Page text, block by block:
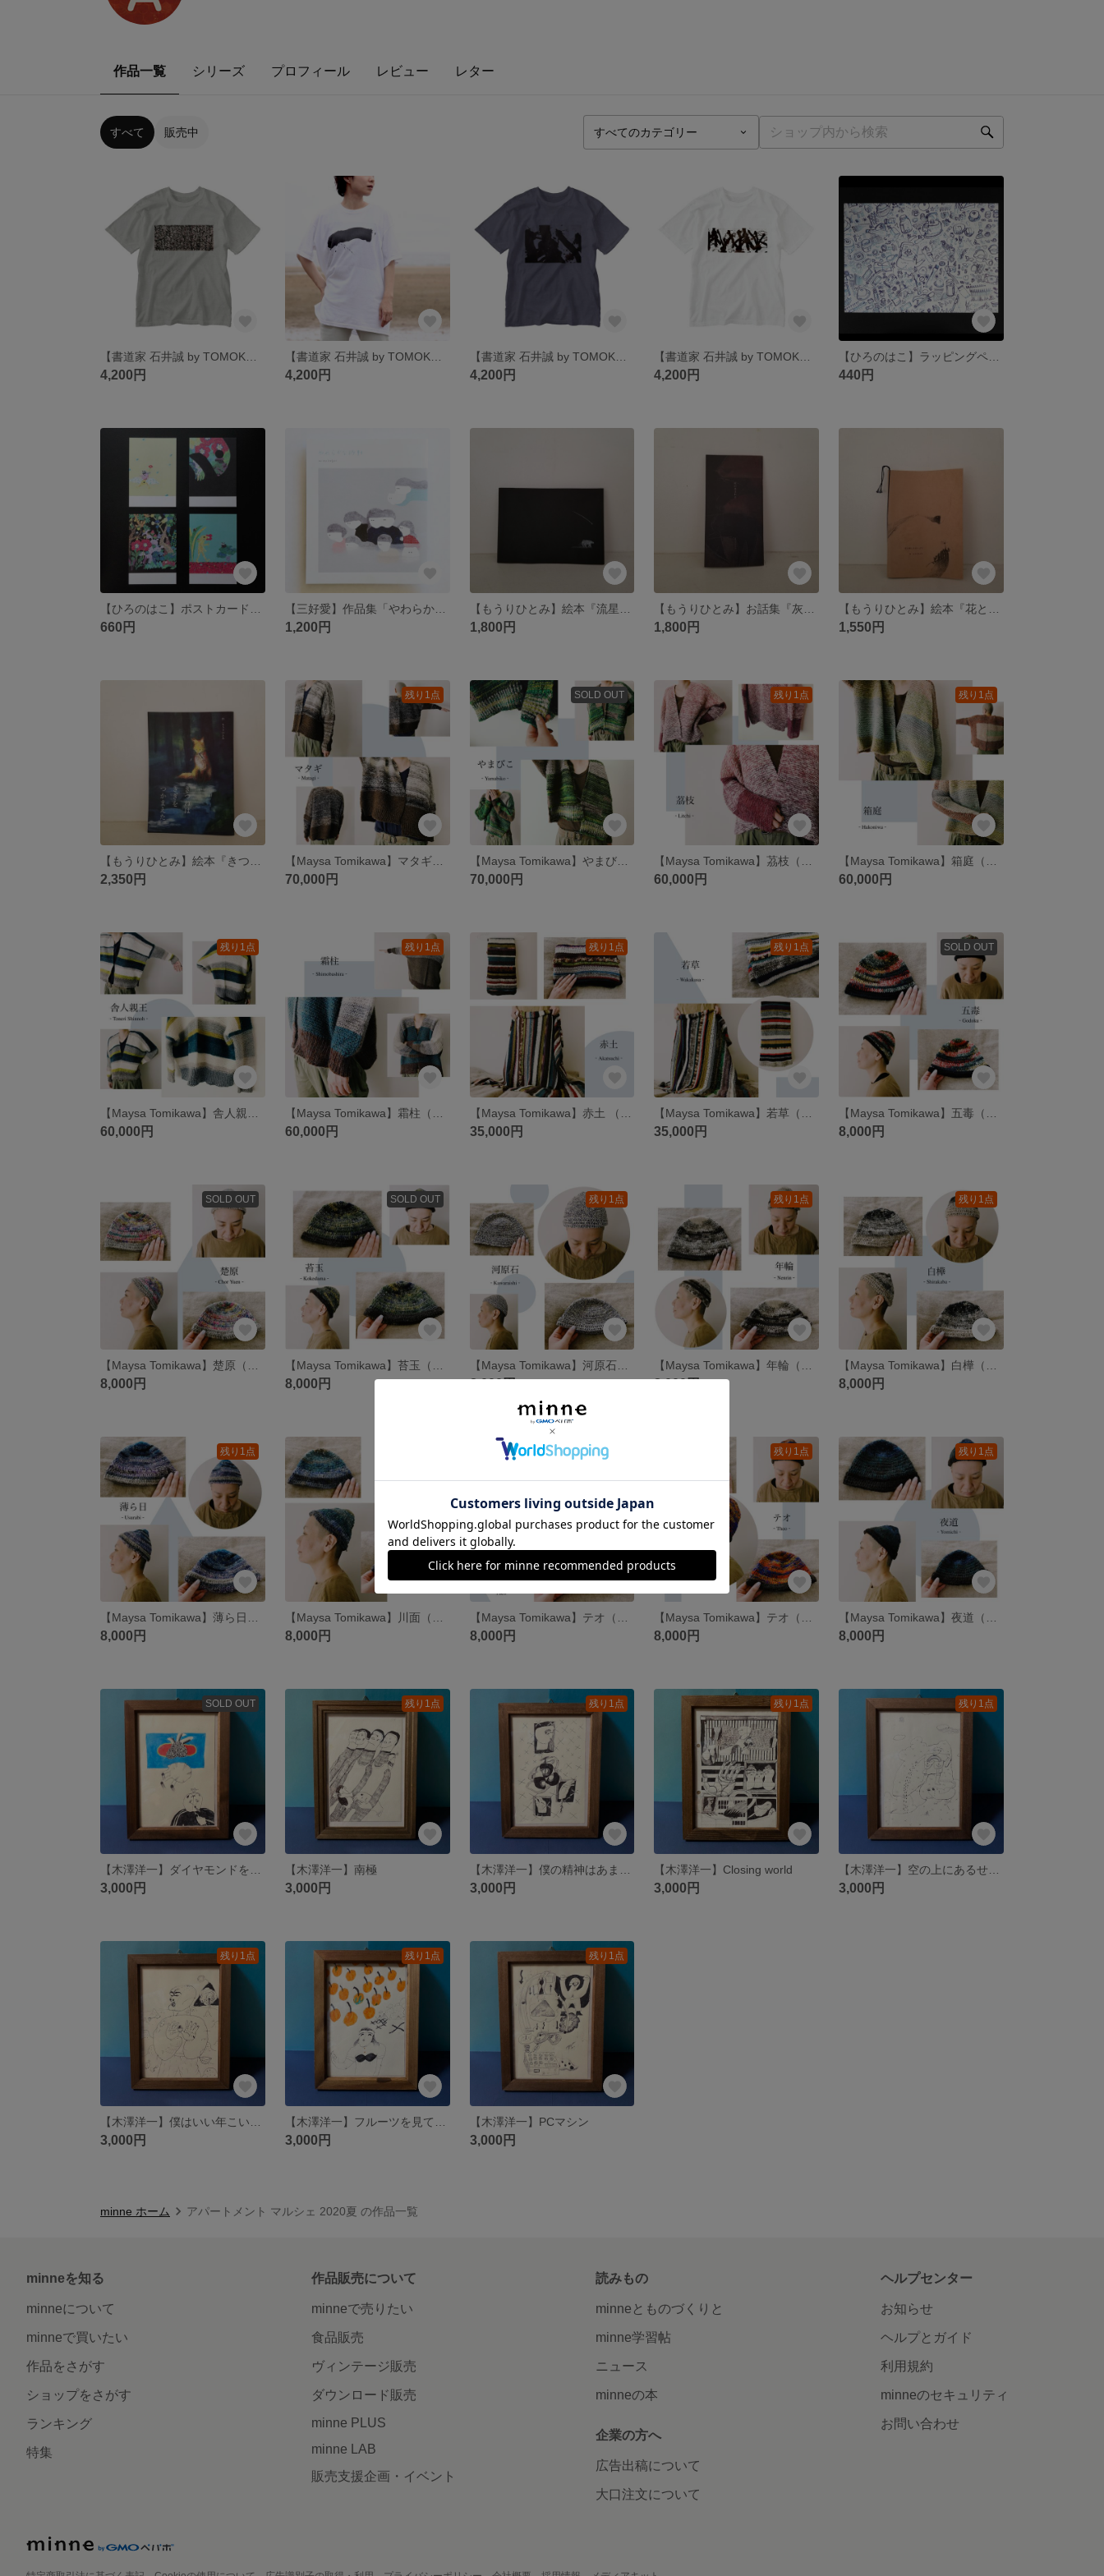
作品一覧 シリーズ プロフィール レビュー レター
すべて 販売中
4,200円 4,200円 4,200円 4,200円 440円
660円
【三好愛】作品集「やわらかな移動」
1,200円 1,800円 1,800円 1,550円
2,350円
残り1点
【Maysa Tomikawa】マタギ（手紡ぎ糸のマタギカーディガン）
70,000円
SOLD OUT
【Maysa Tomikawa】やまびこ（手紡ぎ糸のマタギカーディガン）
70,000円
残り1点
60,000円
残り1点
60,000円
残り1点
60,000円
残り1点
60,000円
残り1点
35,000円
残り1点
35,000円
SOLD OUT
8,000円
SOLD OUT
8,000円
SOLD OUT
8,000円
残り1点
【Maysa Tomikawa】河原石（引き揃え糸のニット帽H）
8,000円
残り1点
8,000円
残り1点
8,000円
残り1点
8,000円 8,000円
残り1点
8,000円
残り1点
8,000円
残り1点
8,000円
SOLD OUT
3,000円
残り1点
【木澤洋一】南極
3,000円
残り1点
3,000円
残り1点
【木澤洋一】Closing world
3,000円
残り1点
3,000円
残り1点
3,000円
残り1点
3,000円
残り1点
【木澤洋一】PCマシン
3,000円
minne ホーム アパートメント マルシェ 2020夏 の作品一覧
minneを知る
minneについて
minneで買いたい
作品をさがす
ショップをさがす
ランキング
特集
作品販売について
minneで売りたい
食品販売
ヴィンテージ販売
ダウンロード販売
minne PLUS
minne LAB
販売支援企画・イベント
読みもの
minneとものづくりと
minne学習帖
ニュース
minneの本
企業の方へ
広告出稿について
大口注文について
ヘルプセンター
お知らせ
ヘルプとガイド
利用規約
minneのセキュリティ
お問い合わせ